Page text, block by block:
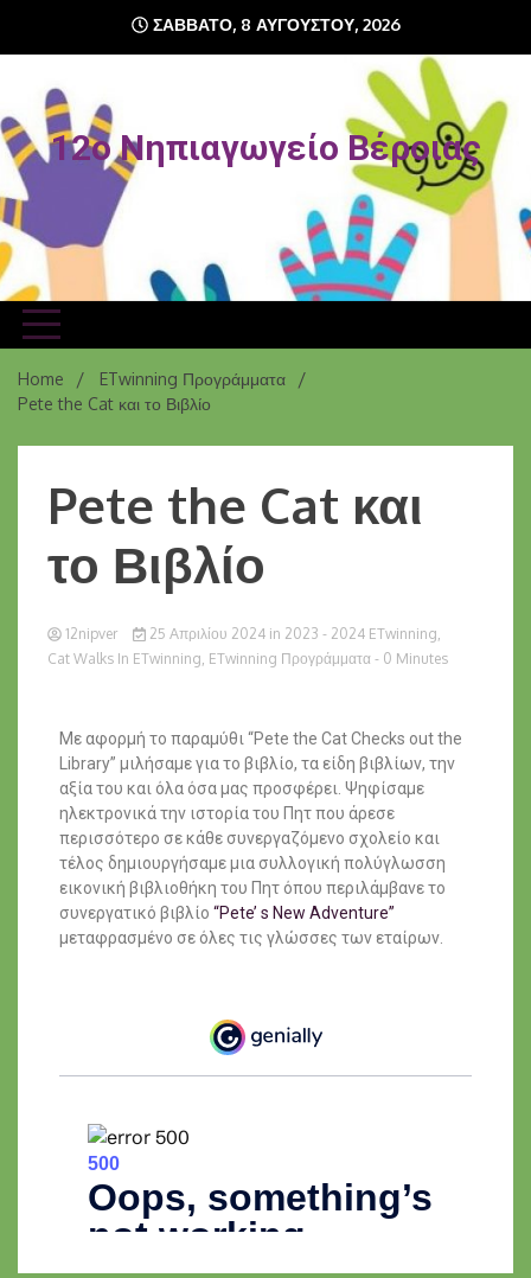
ΣΆΒΒΑΤΟ, 8 ΑΥΓΟΎΣΤΟΥ, 2026
12o Νηπιαγωγείο Βέροιας
Home
ETwinning Προγράμματα
Pete the Cat και το Βιβλίο
Pete the Cat και
το Βιβλίο
12nipver 25 Απριλίου 2024 in 2023 - 2024 ETwinning,
Cat Walks In ETwinning, ETwinning Προγράμματα - 0 Minutes
Με αφορμή το παραμύθι “Pete the Cat Checks out the
Library” μιλήσαμε για το βιβλίο, τα είδη βιβλίων, την
αξία του και όλα όσα μας προσφέρει. Ψηφίσαμε
ηλεκτρονικά την ιστορία του Πητ που άρεσε
περισσότερο σε κάθε συνεργαζόμενο σχολείο και
τέλος δημιουργήσαμε μια συλλογική πολύγλωσση
εικονική βιβλιοθήκη του Πητ όπου περιλάμβανε το
συνεργατικό βιβλίο “Pete’ s New Adventure”
μεταφρασμένο σε όλες τις γλώσσες των εταίρων.